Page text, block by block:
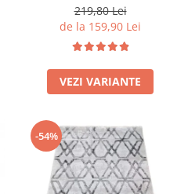
219,80 Lei
de la 159,90 Lei
VEZI VARIANTE
-54%